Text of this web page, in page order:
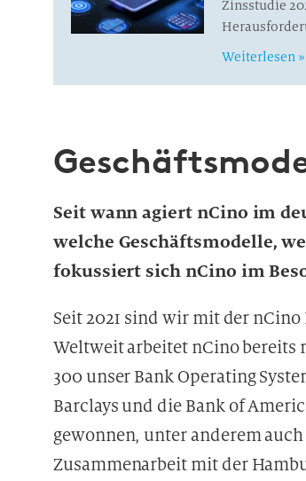
Zinsstudie
Weiterlesen »
Seit wann agiert nCino im
welche Geschäftsmodelle,
fokussiert sich nCino im
Seit 2021 sind wir mit der
Weltweit arbeitet nCino bereits
300 unser Bank Operating
Barclays und die Bank of
gewonnen, unter anderem
Zusammenarbeit mit der